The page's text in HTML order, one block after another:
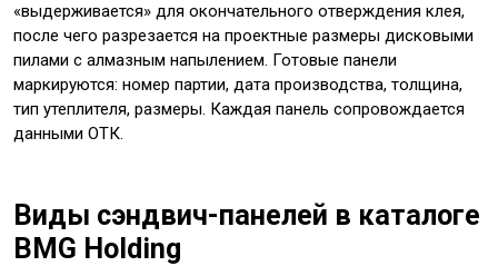
«выдерживается» для окончательного отверждения клея,
после чего разрезается на проектные размеры дисковыми
пилами с алмазным напылением. Готовые панели
маркируются: номер партии, дата производства, толщина,
тип утеплителя, размеры. Каждая панель сопровождается
данными ОТК.
Виды сэндвич-панелей в каталоге
BMG Holding